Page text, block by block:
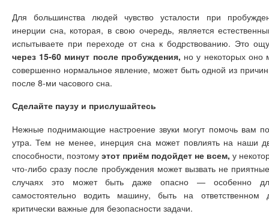
Для большинства людей чувство усталости при
инерции сна, которая, в свою очередь, является
испытываете при переходе от сна к бодрствованию. Это
через 15-60 минут после пробуждения, но у некоторых оно
совершенно нормальное явление, может быть одной из
после 8-ми часового сна.
Сделайте паузу и прислушайтесь
Нежные поднимающие настроение звуки могут помочь вам
утра. Тем не менее, инерция сна может повлиять на наши
способности, поэтому этот приём подойдет не всем, у
что-либо сразу после пробуждения может вызвать не
случаях это может быть даже опасно — особенно
самостоятельно водить машину, быть на ответственном
критически важные для безопасности задачи.